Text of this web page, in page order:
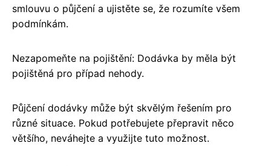
smlouvu o půjčení a ujistěte se, že rozumíte všem
podmínkám.
Nezapomeňte na pojištění: Dodávka by měla být
pojištěná pro případ nehody.
Půjčení dodávky může být skvělým řešením pro
různé situace. Pokud potřebujete přepravit něco
většího, neváhejte a využijte tuto možnost.